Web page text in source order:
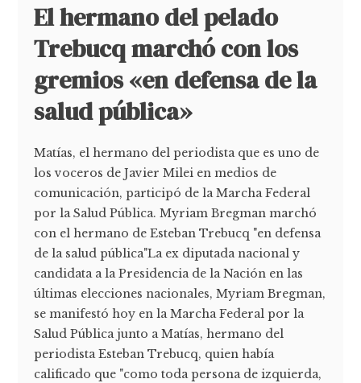
El hermano del pelado
Trebucq marchó con los
gremios «en defensa de la
salud pública»
Matías, el hermano del periodista que es uno de
los voceros de Javier Milei en medios de
comunicación, participó de la Marcha Federal
por la Salud Pública. Myriam Bregman marchó
con el hermano de Esteban Trebucq "en defensa
de la salud pública"La ex diputada nacional y
candidata a la Presidencia de la Nación en las
últimas elecciones nacionales, Myriam Bregman,
se manifestó hoy en la Marcha Federal por la
Salud Pública junto a Matías, hermano del
periodista Esteban Trebucq, quien había
calificado que "como toda persona de izquierda,